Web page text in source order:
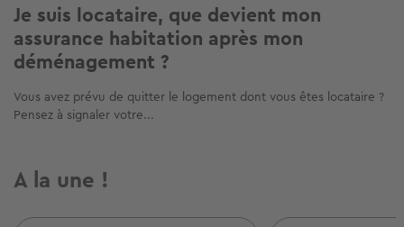
Je suis locataire, que devient mon
assurance habitation après mon
déménagement ?
Vous avez prévu de quitter le logement dont vous êtes locataire ?
Pensez à signaler votre...
A la une !